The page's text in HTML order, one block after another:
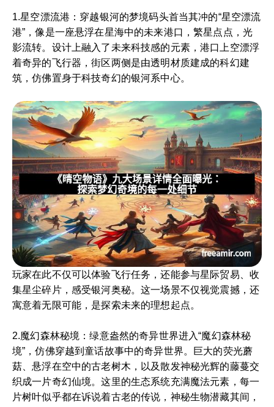
1.星空漂流港：穿越银河的梦境码头首当其冲的“星空漂流
港”，像是一座悬浮在星海中的未来港口，繁星点点，光
影流转。设计上融入了未来科技感的元素，港口上空漂浮
着奇异的飞行器，街区两侧是由透明材质建成的科幻建
筑，仿佛置身于科技奇幻的银河系中心。
玩家在此不仅可以体验飞行任务，还能参与星际贸易、收
集星尘碎片，感受银河奥秘。这一场景不仅视觉震撼，还
寓意着无限可能，是探索未来的理想起点。
2.魔幻森林秘境：绿意盎然的奇异世界进入“魔幻森林秘
境”，仿佛穿越到童话故事中的奇异世界。巨大的荧光蘑
菇、悬浮在空中的古老树木，以及散发神秘光辉的藤蔓交
织成一片奇幻仙境。这里的生态系统充满魔法元素，每一
片树叶似乎都在诉说着古老的传说，神秘生物潜藏其间，